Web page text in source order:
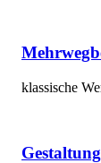
klassische